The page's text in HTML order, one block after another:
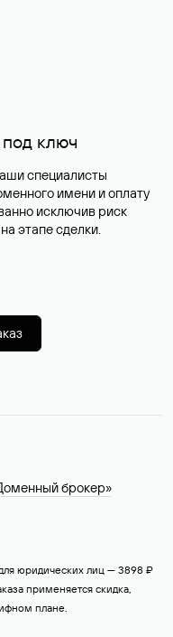
ключ
специалисты
имени и оплату
исключив риск
этапе сделки.
брокер»
юридических лиц — 3898 ₽
применяется скидка,
плане.